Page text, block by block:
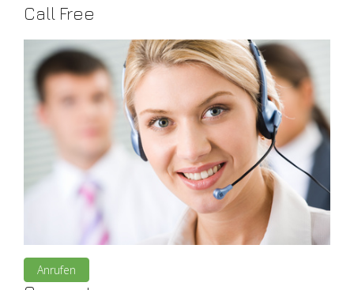
Call Free
Anrufen